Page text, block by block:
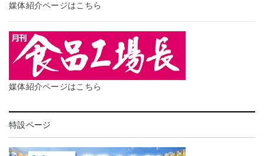
媒体紹介ページはこちら
媒体紹介ページはこちら
特設ページ